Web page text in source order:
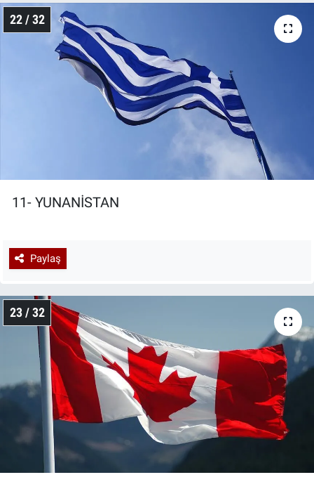
22 / 32
11- YUNANİSTAN
Paylaş
23 / 32